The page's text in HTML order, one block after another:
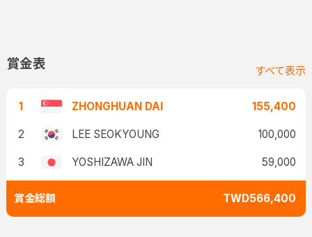
賞金表 すべて表示
1 ZHONGHUAN DAI 155,400
2 LEE SEOKYOUNG 100,000
3 YOSHIZAWA JIN 59,000
賞金総額 TWD566,400